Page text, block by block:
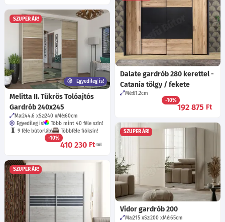
Dalate gardrób 280 kerettel -
Catania tölgy / fekete
Mé:61.2cm
-10%
192 875 Ft
SZUPER ÁR!
Egyedileg is!
Melitta II. Tükrös Tolóajtós
Gardrób 240x245
Ma:244.6 Sz:240 Mé:60cm
Egyedileg is!
Több mint 40 féle szín!
9 féle bútorláb!
Többféle fióksín!
-10%
410 230 Ft-tól
SZUPER ÁR!
Vidor gardrób 200
Ma:215 Sz:200 Mé:65cm
SZUPER ÁR!